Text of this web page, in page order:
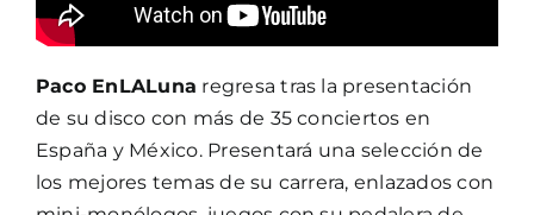
Paco EnLALuna regresa tras la presentación
de su disco con más de 35 conciertos en
España y México. Presentará una selección de
los mejores temas de su carrera, enlazados con